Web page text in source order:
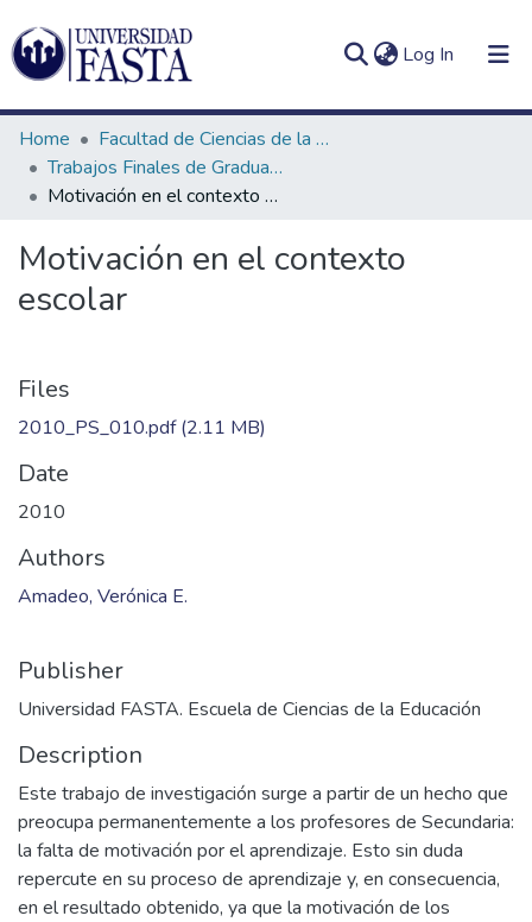
Log In (current)
Communities
&
Collections
In(current)
Home
Facultad de Ciencias de la Educación
Trabajos Finales de Graduación de Prof. y Lic. en Ciencias de la Educación (Presencial)
Motivación en el contexto escolar
Motivación en el contexto
escolar
Files
2010_PS_010.pdf(2.11 MB)
Date
2010
Authors
Amadeo, Verónica E.
Publisher
Universidad FASTA. Escuela de Ciencias de la Educación
Description
Este trabajo de investigación surge a partir de un hecho que
preocupa permanentemente a los profesores de Secundaria:
la falta de motivación por el aprendizaje. Esto sin duda
repercute en su proceso de aprendizaje y, en consecuencia,
en el resultado obtenido, ya que la motivación de los